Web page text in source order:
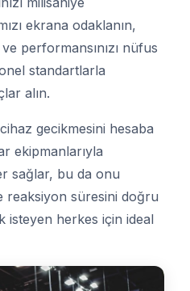
ekrana odaklanın,
performansınızı nüfus
standartlarla
alın.
gecikmesini hesaba
ekipmanlarıyla
sağlar, bu da onu
süresini doğru
isteyen herkes için ideal